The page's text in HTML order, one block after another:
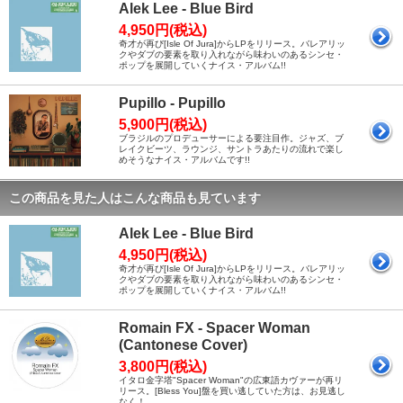
Alek Lee - Blue Bird
4,950円(税込)
奇才が再び[Isle Of Jura]からLPをリリース。バレアリッ
クやダブの要素を取り入れながら味わいのあるシンセ・
ポップを展開していくナイス・アルバム!!
Pupillo - Pupillo
5,900円(税込)
ブラジルのプロデューサーによる要注目作。ジャズ、ブ
レイクビーツ、ラウンジ、サントラあたりの流れで楽し
めそうなナイス・アルバムです!!
この商品を見た人はこんな商品も見ています
Alek Lee - Blue Bird
4,950円(税込)
奇才が再び[Isle Of Jura]からLPをリリース。バレアリッ
クやダブの要素を取り入れながら味わいのあるシンセ・
ポップを展開していくナイス・アルバム!!
Romain FX - Spacer Woman
(Cantonese Cover)
3,800円(税込)
イタロ金字塔"Spacer Woman"の広東語カヴァーが再リ
リース。[Bless You]盤を買い逃していた方は、お見逃し